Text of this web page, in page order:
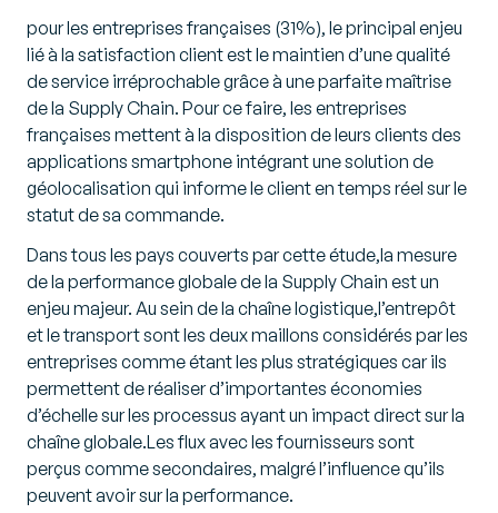
pour les entreprises françaises (31%), le principal enjeu
lié à la satisfaction client est le maintien d’une qualité
de service irréprochable grâce à une parfaite maîtrise
de la Supply Chain. Pour ce faire, les entreprises
françaises mettent à la disposition de leurs clients des
applications smartphone intégrant une solution de
géolocalisation qui informe le client en temps réel sur le
statut de sa commande.
Dans tous les pays couverts par cette étude,la mesure
de la performance globale de la Supply Chain est un
enjeu majeur. Au sein de la chaîne logistique,l’entrepôt
et le transport sont les deux maillons considérés par les
entreprises comme étant les plus stratégiques car ils
permettent de réaliser d’importantes économies
d’échelle sur les processus ayant un impact direct sur la
chaîne globale.Les flux avec les fournisseurs sont
perçus comme secondaires, malgré l’influence qu’ils
peuvent avoir sur la performance.